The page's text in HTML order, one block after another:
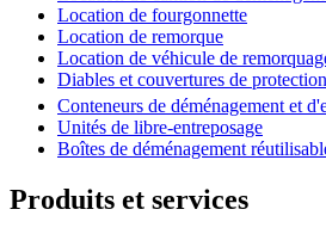
Location de fourgonnette
Location de remorque
Location de véhicule de
Diables et couvertures de protection
Conteneurs de déménagement et
Unités de libre-entreposage
Boîtes de déménagement
Produits et services